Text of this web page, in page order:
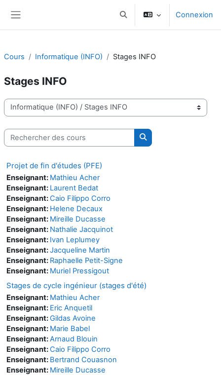
Activer/désactiver la saisie
Connexion
Cours Informatique (INFO) Stages INFO
Stages INFO
Catégories de cours
Rechercher des cours
Rechercher des cours
Projet de fin d'études (PFE)
Enseignant: Mathieu Acher
Enseignant: Laurent Bedat
Enseignant:Caio Filippo Corro
Enseignant: Helene Decaux
Enseignant: Mireille Ducasse
Enseignant: Nathalie Jacquinot
Enseignant: Ivan Leplumey
Enseignant:Jacqueline Martin
Enseignant: Raphaelle Petit-Signe
Enseignant: Muriel Pressigout
Stages de cycle ingénieur (stages d'été)
Enseignant: Mathieu Acher
Enseignant: Eric Anquetil
Enseignant:Gildas Avoine
Enseignant: Marie Babel
Enseignant:Arnaud Blouin
Enseignant:Caio Filippo Corro
Enseignant: Bertrand Couasnon
Enseignant: Mireille Ducasse